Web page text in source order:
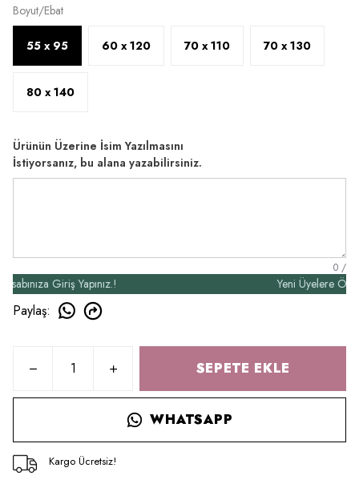
Boyut/Ebat
55 x 95 60 x 120 70 x 110 70 x 130
80 x 140
Ürünün Üzerine İsim Yazılmasını
İstiyorsanız, bu alana yazabilirsiniz.
0 /
Giriş Yapınız.! Yeni Üyelere Özel
Paylaş:
SEPETE EKLE
WHATSAPP
Kargo Ücretsiz!